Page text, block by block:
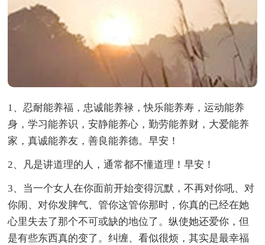
1、忍耐能养福，忠诚能养禄，快乐能养寿，运动能养
身，学习能养识，安静能养心，勤劳能养财，大爱能养
家，真诚能养友，善良能养德。早安！
2、凡是讲道理的人，通常都不懂道理！早安！
3、当一个女人在你面前开始变得沉默，不再对你吼、对
你闹、对你发脾气、管你这管你那时，你真的已经在她
心里失去了那个不可或缺的地位了。纵使她还爱你，但
是有些东西真的变了。纠缠、看似很烦，其实是最幸福